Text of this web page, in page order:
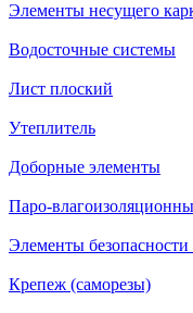
Элементы несущего
Водосточные системы
Лист плоский
Утеплитель
Доборные элементы
Паро-
Элементы безопасности
Крепеж (саморезы)